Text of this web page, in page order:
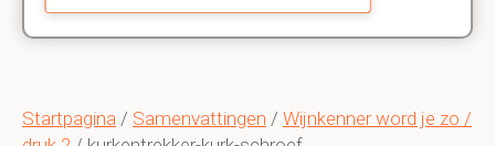
Startpagina / Samenvattingen / Wijnkenner word je zo /